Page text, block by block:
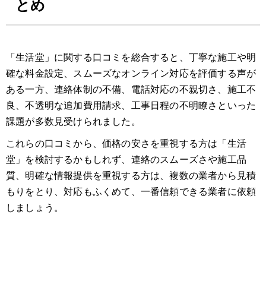
とめ
「生活堂」に関する口コミを総合すると、丁寧な施工や明
確な料金設定、スムーズなオンライン対応を評価する声が
ある一方、連絡体制の不備、電話対応の不親切さ、施工不
良、不透明な追加費用請求、工事日程の不明瞭さといった
課題が多数見受けられました。
これらの口コミから、価格の安さを重視する方は「生活
堂」を検討するかもしれず、連絡のスムーズさや施工品
質、明確な情報提供を重視する方は、複数の業者から見積
もりをとり、対応もふくめて、一番信頼できる業者に依頼
しましょう。